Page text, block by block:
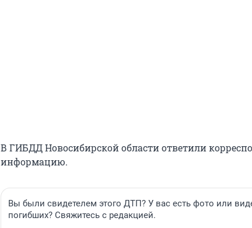
В ГИБДД Новосибирской области ответили
информацию.
Вы были свидетелем этого ДТП? У вас есть фото или
погибших? Свяжитесь с редакцией.